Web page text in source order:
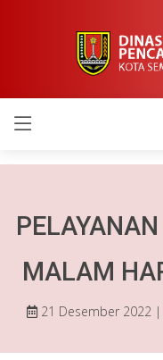
MALAM
21 Desember 2022 |